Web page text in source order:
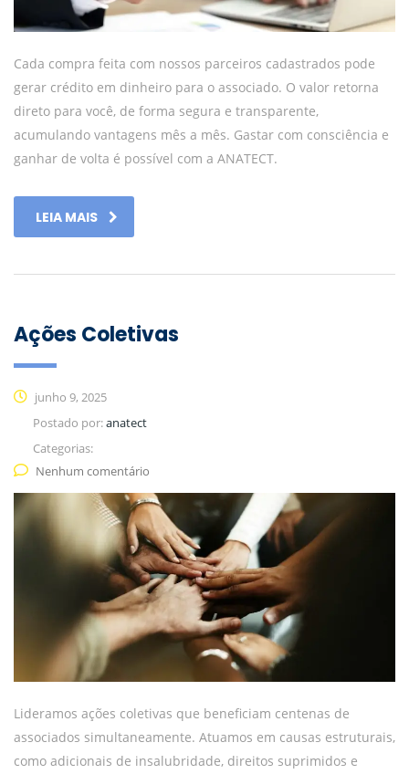
Cada compra feita com nossos parceiros cadastrados pode
gerar crédito em dinheiro para o associado. O valor retorna
direto para você, de forma segura e transparente,
acumulando vantagens mês a mês. Gastar com consciência e
ganhar de volta é possível com a ANATECT.
LEIA MAIS
Ações Coletivas
junho 9, 2025
Postado por:anatect
Categorias:
Nenhum comentário
Lideramos ações coletivas que beneficiam centenas de
associados simultaneamente. Atuamos em causas estruturais,
como adicionais de insalubridade, direitos suprimidos e